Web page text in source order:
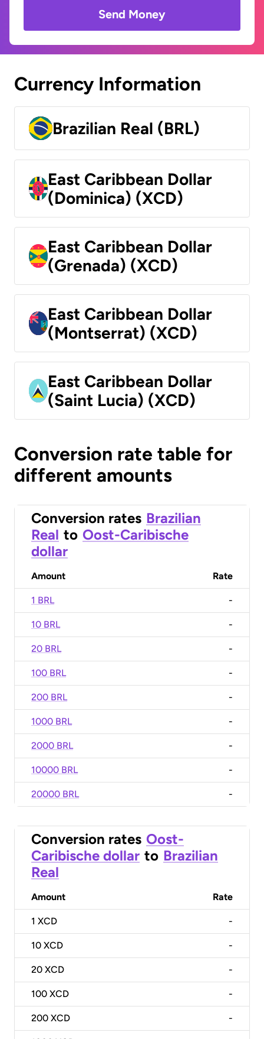
Send Money
Currency Information
Brazilian Real (BRL)
East Caribbean Dollar
(Dominica) (XCD)
East Caribbean Dollar
(Grenada) (XCD)
East Caribbean Dollar
(Montserrat) (XCD)
East Caribbean Dollar
(Saint Lucia) (XCD)
Conversion rate table for
different amounts
Conversion rates Brazilian
Real to Oost-Caribische
dollar
Amount Rate
1 BRL -
10 BRL -
20 BRL -
100 BRL -
200 BRL -
1000 BRL -
2000 BRL -
10000 BRL -
20000 BRL -
Conversion rates Oost-
Caribische dollar to Brazilian
Real
Amount Rate
1 XCD -
10 XCD -
20 XCD -
100 XCD -
200 XCD -